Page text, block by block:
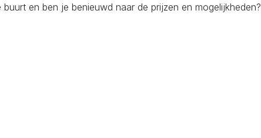
en ben je benieuwd naar de prijzen en mogelijkheden?